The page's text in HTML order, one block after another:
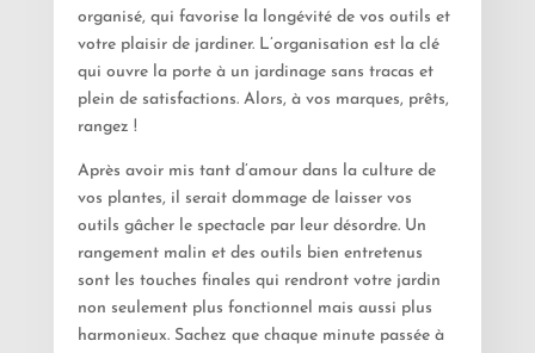
organisé, qui favorise la longévité de vos outils et
votre plaisir de jardiner. L’organisation est la clé
qui ouvre la porte à un jardinage sans tracas et
plein de satisfactions. Alors, à vos marques, prêts,
rangez !
Après avoir mis tant d’amour dans la culture de
vos plantes, il serait dommage de laisser vos
outils gâcher le spectacle par leur désordre. Un
rangement malin et des outils bien entretenus
sont les touches finales qui rendront votre jardin
non seulement plus fonctionnel mais aussi plus
harmonieux. Sachez que chaque minute passée à